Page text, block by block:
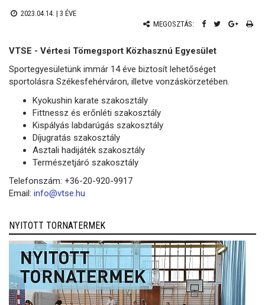
2023.04.14. | 3 ÉVE
MEGOSZTÁS:
VTSE - Vértesi Tömegsport Közhasznú Egyesület
Sportegyesületünk immár 14 éve biztosít lehetőséget
sportolásra Székesfehérváron, illetve vonzáskörzetében.
Kyokushin karate szakosztály
Fittnessz és erőnléti szakosztály
Kispályás labdarúgás szakosztály
Díjugratás szakosztály
Asztali hadijáték szakosztály
Természetjáró szakosztály
Telefonszám: +36-20-920-9917
Email: info@vtse.hu
NYITOTT TORNATERMEK